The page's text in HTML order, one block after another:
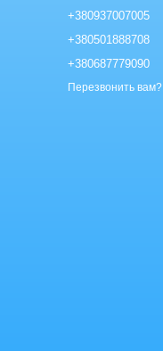
+380937007005
+380501888708
+380687779090
Перезвонить вам?